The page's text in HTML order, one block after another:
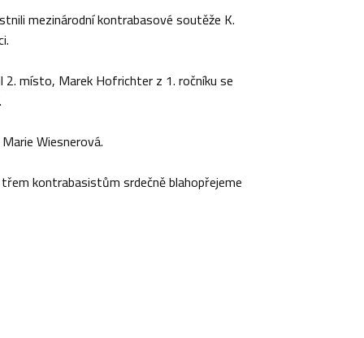
mezinárodní kontrabasové soutěže K.
2. místo, Marek Hofrichter z 1. ročníku se
Wiesnerová.
kontrabasistům srdečně blahopřejeme